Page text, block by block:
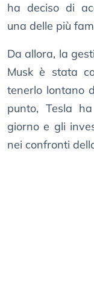
ha deciso di
una delle più
Da allora, la
Musk è stata
tenerlo lontano
punto, Tesla
giorno e gli
nei confronti